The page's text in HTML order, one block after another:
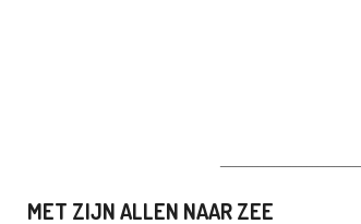
MET ZIJN ALLEN NAAR ZEE